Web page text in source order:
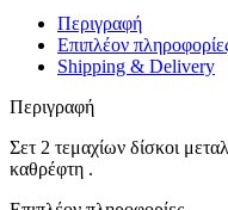
Περιγραφή
Επιπλέον
Shipping & Delivery
Περιγραφή
Σετ 2 τεμαχίων δίσκοι
καθρέφτη .